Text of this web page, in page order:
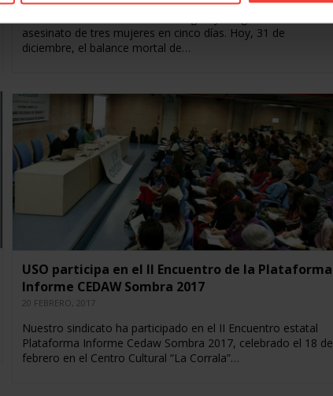
asesinato de tres mujeres en cinco días. Hoy, 31 de
diciembre, el balance mortal de…
USO participa en el II Encuentro de la Plataforma
Informe CEDAW Sombra 2017
20 FEBRERO, 2017
Nuestro sindicato ha participado en el II Encuentro estatal
Plataforma Informe Cedaw Sombra 2017, celebrado el 18 de
febrero en el Centro Cultural “La Corrala”…